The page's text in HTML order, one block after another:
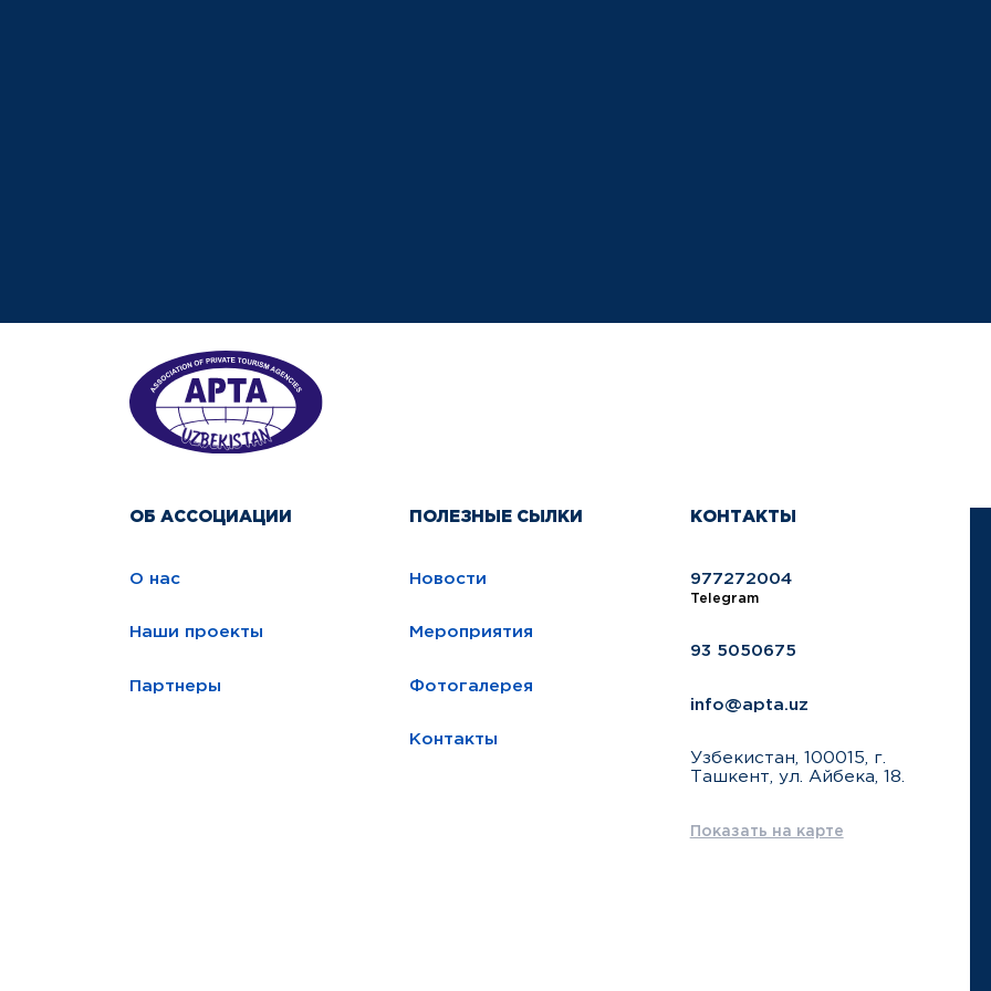
ОБ АССОЦИАЦИИ
О нас
Наши проекты
Партнеры
ПОЛЕЗНЫЕ СЫЛКИ
Новости
Мероприятия
Фотогалерея
Контакты
КОНТАКТЫ
977272004
Telegram
93 5050675
info@apta.uz
Узбекистан, 100015, г.
Ташкент, ул. Айбека, 18.
Показать на карте